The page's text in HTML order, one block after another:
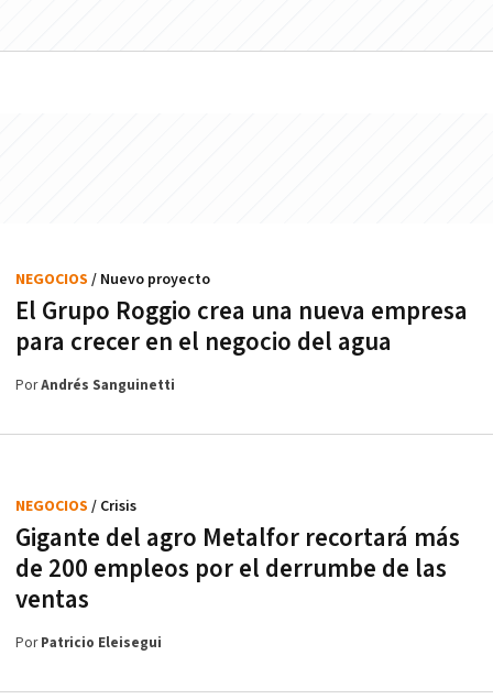
El Grupo Roggio crea una nueva empresa
para crecer en el negocio del agua
NEGOCIOS / Nuevo proyecto
PorAndrés Sanguinetti
Gigante del agro Metalfor recortará más
de 200 empleos por el derrumbe de las
ventas
NEGOCIOS / Crisis
PorPatricio Eleisegui